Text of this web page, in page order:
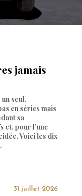
jamais
seul.
en séries mais
sa
et, pour l’une
Voici les dix
31 juillet 2026